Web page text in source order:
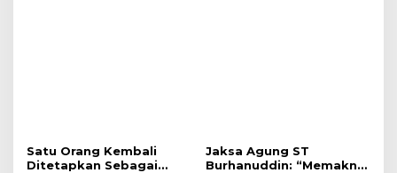
Satu Orang Kembali
Ditetapkan Sebagai
Jaksa Agung ST
Burhanuddin: “Memaknai